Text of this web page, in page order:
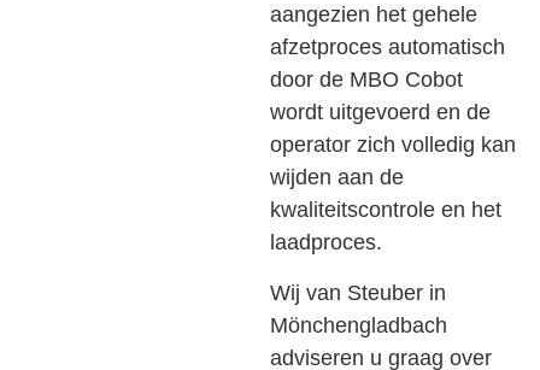
aangezien het gehele
afzetproces automatisch
door de MBO Cobot
wordt uitgevoerd en de
operator zich volledig kan
wijden aan de
kwaliteitscontrole en het
laadproces.
Wij van Steuber in
Mönchengladbach
adviseren u graag over